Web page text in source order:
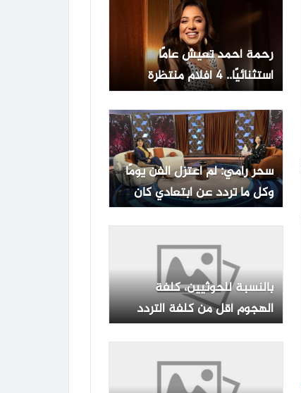
رحمة أحمد تعيش عامًا
استثنائيًا.. 4 أفلام منتظرة
ومسلسل بطولة مطلقة
سحر رامي: لم أعتزل الفن يومًا
وكل ما تردد عن ابتعادي كان
شائعات
بالنسبة للحوثيين، كلفة
الهجوم أقل من كلفة التردد